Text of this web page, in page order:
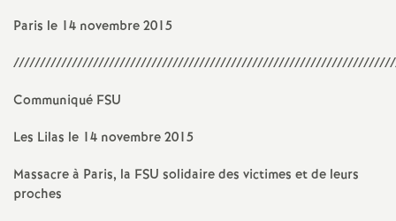
Paris le 14 novembre 2015
Communiqué FSU
Les Lilas le 14 novembre 2015
Massacre à Paris, la FSU solidaire des victimes et de leurs
proches